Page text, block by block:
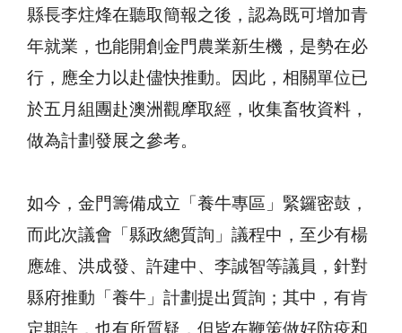
縣長李炷烽在聽取簡報之後，認為既可增加青
年就業，也能開創金門農業新生機，是勢在必
行，應全力以赴儘快推動。因此，相關單位已
於五月組團赴澳洲觀摩取經，收集畜牧資料，
做為計劃發展之參考。
如今，金門籌備成立「養牛專區」緊鑼密鼓，
而此次議會「縣政總質詢」議程中，至少有楊
應雄、洪成發、許建中、李誠智等議員，針對
縣府推動「養牛」計劃提出質詢；其中，有肯
定期許，也有所質疑，但皆在鞭策做好防疫和